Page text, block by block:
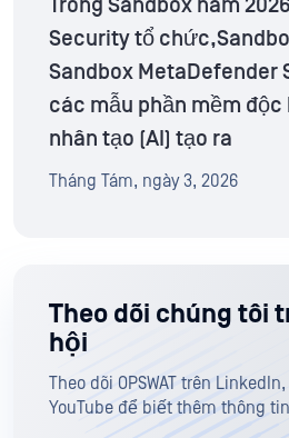
Trong Sandbox năm
Security tổ
Sandbox MetaDefender
các mẫu phần mềm
nhân tạo (AI) tạo ra
Tháng Tám, ngày 3, 2026
Theo dõi chúng tôi
hội
Theo dõi OPSWAT trên
YouTube để biết thêm thông